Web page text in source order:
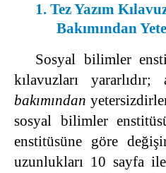
1. Tez Yazım
Bakımından
Sosyal bilimler
kılavuzları
bakımından
sosyal bilimler
enstitüsüne göre
uzunlukları 10 sayfa ile